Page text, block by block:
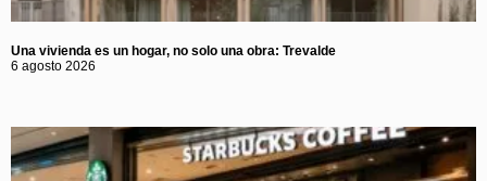
Una vivienda es un hogar, no solo una obra: Trevalde
6 agosto 2026